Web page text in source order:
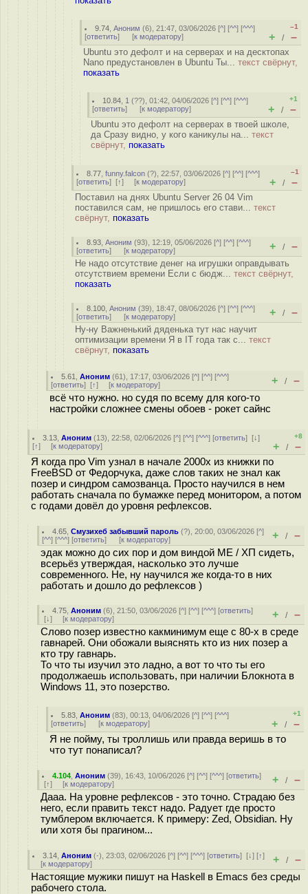
9.74 ,Аноним (6), 21:47, 03/06/2026 [^] [^^] [^^^]
[ответить] [к модератору]
–1
+ / –
Ubuntu это дефолт и на серверах и на десктопах
Nano предустановлен в Ubuntu Ты... текст свёрнут,
показать
10.84 1 (??), 01:42, 04/06/2026 [^] [^^] [^^^]
[ответить] [к модератору]
+1
+ / –
Ubuntu это дефолт на серверах в твоей школе,
да Сразу видно, у кого каникулы на... текст
свёрнут, показать
8.77 ,funny.falcon (?), 22:57, 03/06/2026 [^] [^^] [^^^]
[ответить] [↑] [к модератору]
–1
+ / –
Поставил на днях Ubuntu Server 26 04 Vim
поставился сам, не пришлось его стави... текст
свёрнут, показать
8.93 ,Аноним (93), 12:19, 05/06/2026 [^] [^^] [^^^]
[ответить] [к модератору] + / –
Не надо отсутствие денег на игрушки оправдывать
отсутствием времени Если с бюдж... текст свёрнут,
показать
8.100 ,Аноним (39), 18:47, 08/06/2026 [^] [^^] [^^^]
[ответить] [к модератору] + / –
Ну-ну Важненький дяденька тут нас научит
оптимизации времени Я в IT года так с... текст
свёрнут, показать
5.61 ,Аноним (61), 17:17, 03/06/2026 [^] [^^] [^^^]
[ответить] [↑] [к модератору] + / –
всё что нужно. но судя по всему для кого-то
настройки сложнее смены обоев - рокет сайнс
3.13 ,Аноним (13), 22:58, 02/06/2026 [^] [^^] [^^^] [ответить][↓]
[↑] [к модератору]
+8
+ / –
Я когда про Vim узнал в начале 2000х из книжки по
FreeBSD от Федорчука, даже слов таких не знал как
позер и синдром самозванца. Просто научился в нем
работать сначала по бумажке перед монитором, а потом
с годами довёл до уровня рефлексов.
4.65 ,Смузихеб забывший пароль (?), 20:00, 03/06/2026 [^]
[^^] [^^^] [ответить] [к модератору] + / –
эдак можно до сих пор и дом виндой МЕ / ХП сидеть,
всерьёз утверждая, насколько это лучше
современного. Не, ну научился же когда-то в них
работать и дошло до рефлексов )
4.75 ,Аноним (6), 21:50, 03/06/2026 [^] [^^] [^^^] [ответить]
[↓] [к модератору] + / –
Слово позер известно какминимум еще с 80-х в среде
гавнарей. Они обожали выяснять кто из них позер а
кто тру гавнарь.
То что ты изучил это ладно, а вот то что ты его
продолжаешь использовать, при наличии Блокнота в
Windows 11, это позерство.
5.83 ,Аноним (83), 00:13, 04/06/2026 [^] [^^] [^^^]
[ответить] [к модератору]
+1
+ / –
Я не пойму, ты троллишь или правда веришь в то
что тут понаписал?
4.104 ,Аноним (39), 16:43, 10/06/2026 [^] [^^] [^^^] [ответить]
[↑] [к модератору] + / –
Дааа. На уровне рефлексов - это точно. Страдаю без
него, если править текст надо. Радует где просто
тумблером включается. К примеру: Zed, Obsidian. Ну
или хотя бы прагином...
3.14 ,Аноним (-), 23:03, 02/06/2026 [^] [^^] [^^^] [ответить][↓] [↑]
[к модератору] + / –
Настоящие мужики пишут на Haskell в Emacs без среды
рабочего стола.